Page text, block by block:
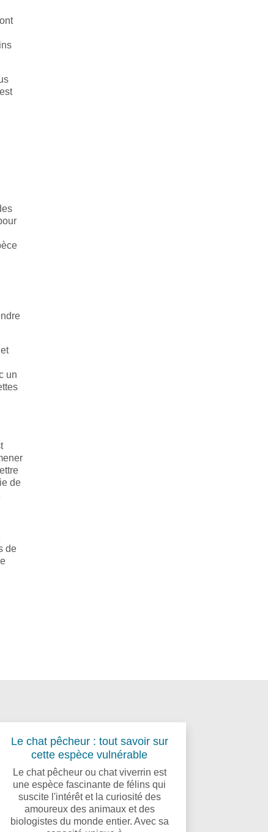
un
de
de
Le chat pêcheur : tout savoir sur
cette espèce vulnérable
Le chat pêcheur ou chat viverrin est
une espèce fascinante de félins qui
suscite l'intérêt et la curiosité des
amoureux des animaux et des
biologistes du monde entier. Avec sa